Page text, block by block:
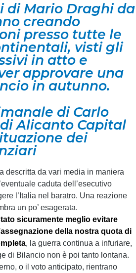
di Mario Draghi da
creando
presso tutte le
visti gli
in atto e
approvare una
in autunno.
di Carlo
Alicanto Capital
dei
descritta da vari media in maniera
caduta dell’esecutivo
l’Italia nel baratro. Una reazione
un po’ esagerata.
sicuramente meglio evitare
della nostra quota di
, la guerra continua a infuriare,
di Bilancio non è poi tanto lontana.
o il voto anticipato, rientrano